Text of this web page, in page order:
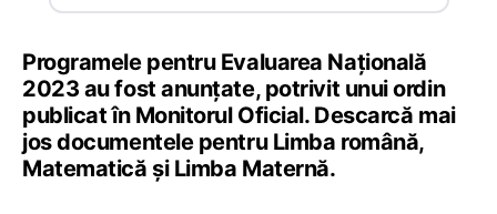
Programele pentru Evaluarea Națională
2023 au fost anunțate, potrivit unui ordin
publicat în Monitorul Oficial. Descarcă mai
jos documentele pentru Limba română,
Matematică și Limba Maternă.